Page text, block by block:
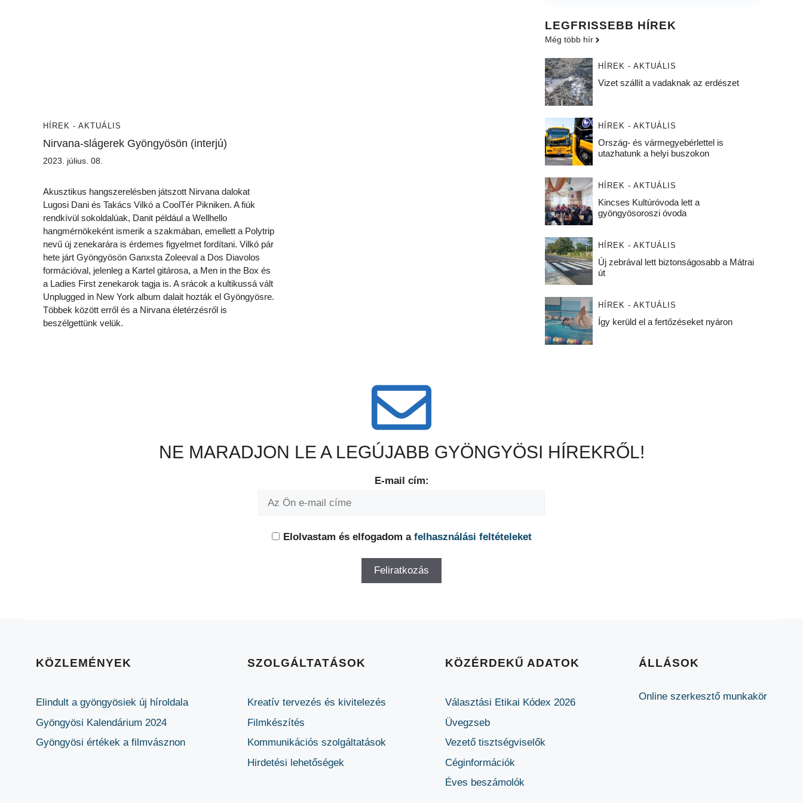
HÍREK - AKTUÁLIS
Nirvana-slágerek Gyöngyösön (interjú)
2023. július. 08.
Akusztikus hangszerelésben játszott Nirvana dalokat
Lugosi Dani és Takács Vilkó a CoolTér Pikniken. A fiúk
rendkívül sokoldalúak, Danit például a Wellhello
hangmérnökeként ismerik a szakmában, emellett a Polytrip
nevű új zenekarára is érdemes figyelmet fordítani. Vilkó pár
hete járt Gyöngyösön Ganxsta Zoleeval a Dos Diavolos
formációval, jelenleg a Kartel gitárosa, a Men in the Box és
a Ladies First zenekarok tagja is. A srácok a kultikussá vált
Unplugged in New York album dalait hozták el Gyöngyösre.
Többek között erről és a Nirvana életérzésről is
beszélgettünk velük.
LEGFRISSEBB HÍREK
Még több hír
HÍREK - AKTUÁLIS
Vizet szállít a vadaknak az erdészet
HÍREK - AKTUÁLIS
Ország- és vármegyebérlettel is
utazhatunk a helyi buszokon
HÍREK - AKTUÁLIS
Kincses Kultúróvoda lett a
gyöngyösoroszi óvoda
HÍREK - AKTUÁLIS
Új zebrával lett biztonságosabb a Mátrai
út
HÍREK - AKTUÁLIS
Így kerüld el a fertőzéseket nyáron
NE MARADJON LE A LEGÚJABB GYÖNGYÖSI HÍREKRŐL!
E-mail cím:
Elolvastam és elfogadom a felhasználási feltételeket
KÖZLEMÉNYEK
Elindult a gyöngyösiek új híroldala
Gyöngyösi Kalendárium 2024
Gyöngyösi értékek a filmvásznon
SZOLGÁLTATÁSOK
Kreatív tervezés és kivitelezés
Filmkészítés
Kommunikációs szolgáltatások
Hirdetési lehetőségek
KÖZÉRDEKŰ ADATOK
Választási Etikai Kódex 2026
Üvegzseb
Vezető tisztségviselők
Céginformációk
Éves beszámolók
ÁLLÁSOK
Online szerkesztő munkakör